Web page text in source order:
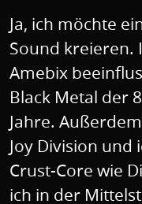
Ja, ich möchte
Sound kreieren.
Amebix
Black Metal der
Jahre.
Joy Division und
Crust-Core wie
ich in der